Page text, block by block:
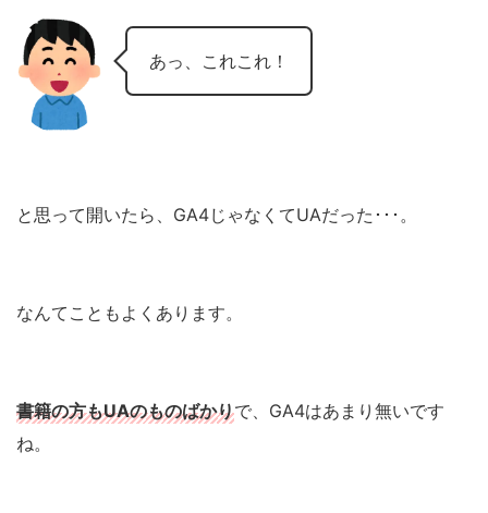
あっ、これこれ！
と思って開いたら、GA4じゃなくてUAだった･･･。
なんてこともよくあります。
書籍の方もUAのものばかりで、GA4はあまり無いです
ね。